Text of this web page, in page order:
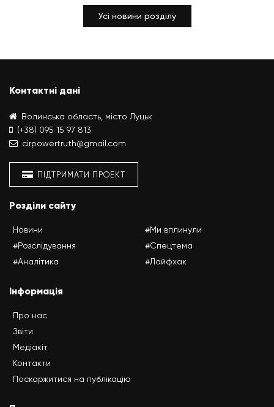
Усі новини розділу
Контактні дані
Волинська область, місто Луцьк
(+38) 095 15 97 813
cirpowertruth@gmail.com
ПІДТРИМАТИ ПРОЕКТ
Розділи сайту
Новини
#Розслідування
#Аналітика
#Ми вплинули
#Спецтема
#Лайфхак
Інформація
Про нас
Звіти
Медіакіт
Контакти
Поскаржитися на публікацію